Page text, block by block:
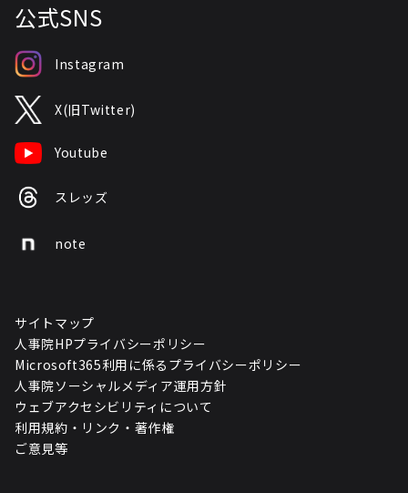
公式SNS
Instagram
X(旧Twitter)
Youtube
スレッズ
note
サイトマップ
人事院HPプライバシーポリシー
Microsoft365利用に係るプライバシーポリシー
人事院ソーシャルメディア運用方針
ウェブアクセシビリティについて
利用規約・リンク・著作権
ご意見等